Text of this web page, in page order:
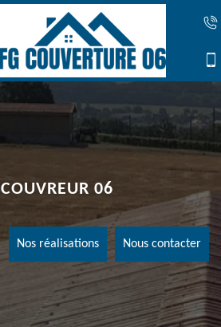
COUVREUR 06
Nos réalisations Nous contacter